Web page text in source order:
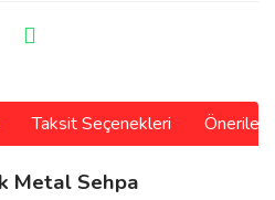
Taksit Seçenekleri
Metal Sehpa